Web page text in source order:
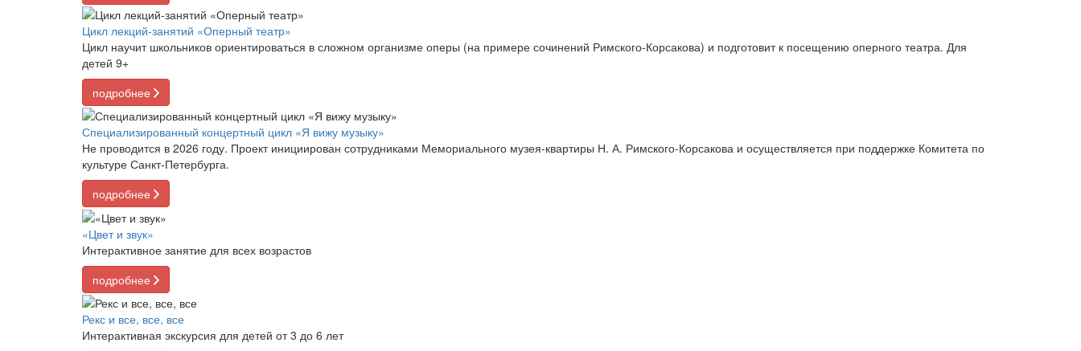
Цикл лекций-занятий «Оперный театр»
Цикл научит школьников ориентироваться в сложном организме оперы (на примере сочинений Римского-Корсакова) и подготовит к посещению оперного театра. Для
детей 9+
подробнее
Специализированный концертный цикл «Я вижу музыку»
Не проводится в 2026 году. Проект инициирован сотрудниками Мемориального музея-квартиры Н. А. Римского-Корсакова и осуществляется при поддержке Комитета по
культуре Санкт-Петербурга.
подробнее
«Цвет и звук»
Интерактивное занятие для всех возрастов
подробнее
Рекс и все, все, все
Интерактивная экскурсия для детей от 3 до 6 лет